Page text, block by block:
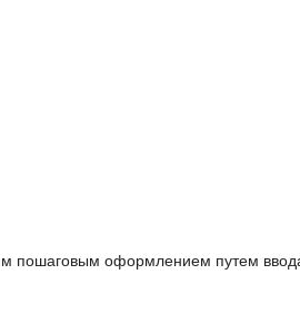
оформлением путем